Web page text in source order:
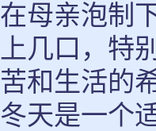
在母亲泡制
上几口，特
苦和生活的
冬天是一个